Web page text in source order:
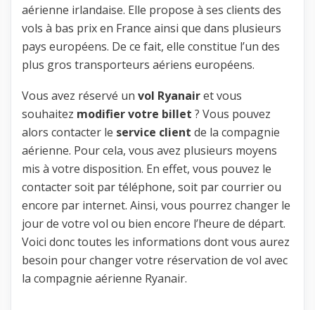
aérienne irlandaise. Elle propose à ses clients des
vols à bas prix en France ainsi que dans plusieurs
pays européens. De ce fait, elle constitue l’un des
plus gros transporteurs aériens européens.
Vous avez réservé un vol Ryanairet vous
souhaitez modifier votre billet ? Vous pouvez
alors contacter le service client de la compagnie
aérienne. Pour cela, vous avez plusieurs moyens
mis à votre disposition. En effet, vous pouvez le
contacter soit par téléphone, soit par courrier ou
encore par internet. Ainsi, vous pourrez changer le
jour de votre vol ou bien encore l’heure de départ.
Voici donc toutes les informations dont vous aurez
besoin pour changer votre réservation de vol avec
la compagnie aérienne Ryanair.